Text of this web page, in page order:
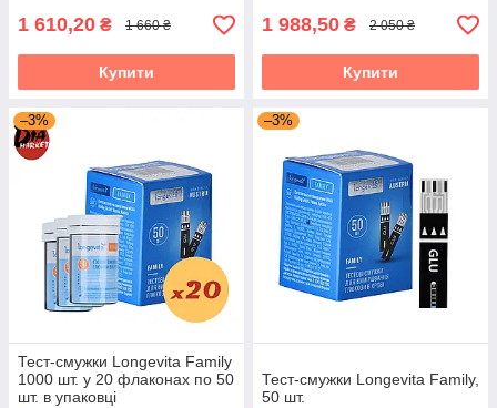
Тест-смужки Лонгевіта Фемелі 50 шт.
(Оптом)
Оптові товари - для такого типу товарів є можливість
купівлі через "Prom Оплата". Безкоштовна доставка
при замовленні на суму від 3000 грн.
1 610,20 ₴ 1 660 ₴
Купити
1 988,50 ₴ 2 050 ₴
Купити
–3%
Тест-смужки Longevita Family
1000 шт. у 20 флаконах по 50
шт. в упаковці
–3%
Тест-смужки Longevita Family,
50 шт.